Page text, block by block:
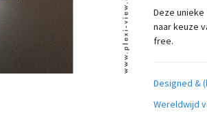
Deze
naar keuze
free.
Designed &
Wereldwijd